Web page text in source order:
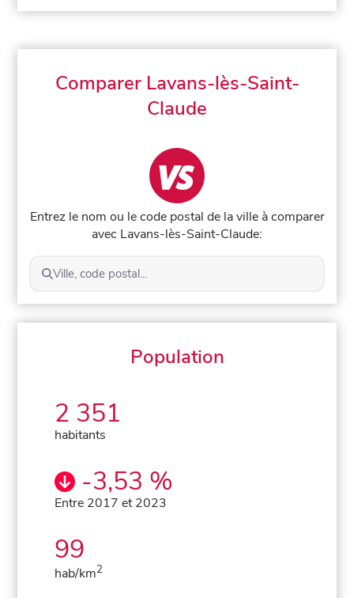
Comparer Lavans-lès-Saint-
Claude
Entrez le nom ou le code postal de la ville à comparer
avec Lavans-lès-Saint-Claude:
Ville, code postal...
Population
2 351
habitants
-3,53 %
Entre 2017 et 2023
99
hab/km2